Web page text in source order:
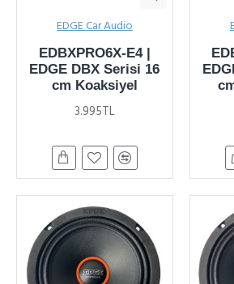
EDGE Car Audio
EDBXPRO6X-E4 |
EDGE DBX Serisi 16
cm Koaksiyel
3.995TL